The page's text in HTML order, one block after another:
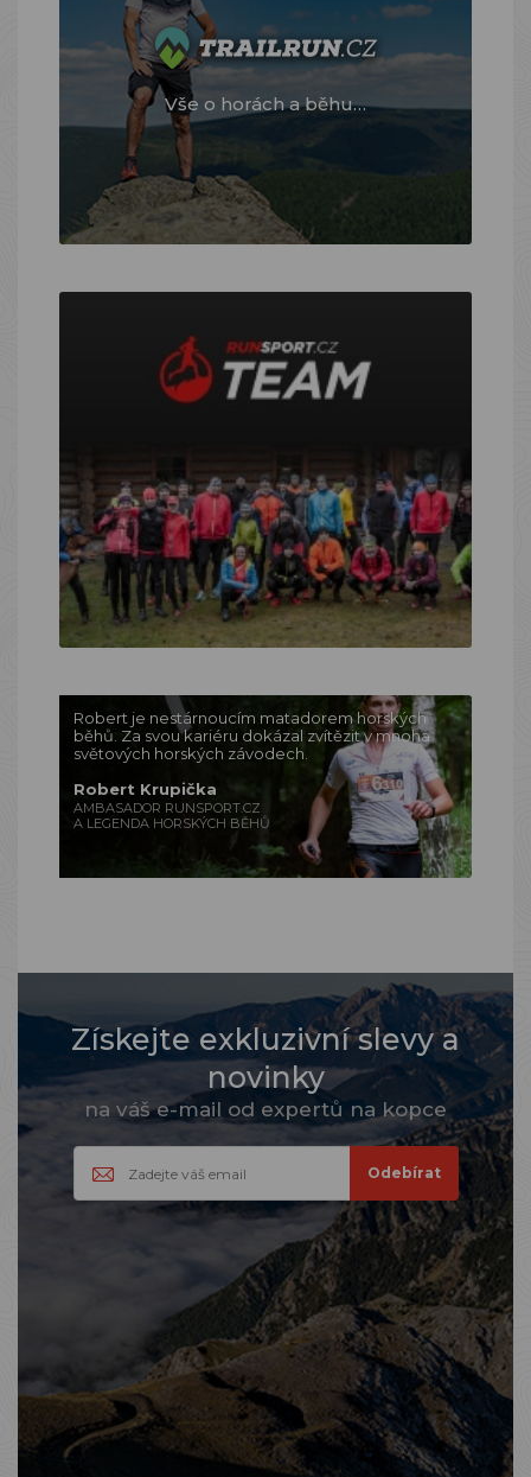
Vše o horách a běhu…
Robert je nestárnoucím matadorem horských
běhů. Za svou kariéru dokázal zvítězit v mnoha
světových horských závodech.
Robert Krupička
AMBASADOR RUNSPORT.CZ
A LEGENDA HORSKÝCH BĚHŮ
Získejte exkluzivní slevy a
novinky
na váš e-mail od expertů na kopce